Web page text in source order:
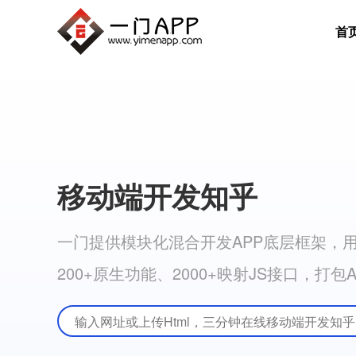
首
移动端开发知乎
一门提供模块化混合开发APP底层框架，
200+原生功能、2000+映射JS接口，打包